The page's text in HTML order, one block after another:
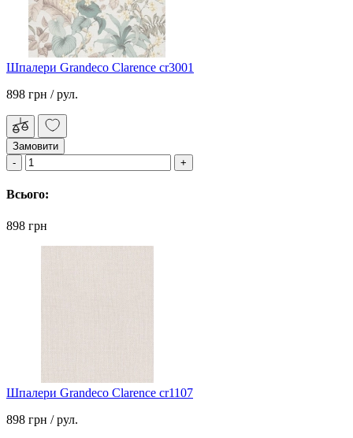
Шпалери Grandeco Clarence cr3001
898 грн / рул.
Замовити
Всього:
898 грн
Шпалери Grandeco Clarence cr1107
898 грн / рул.